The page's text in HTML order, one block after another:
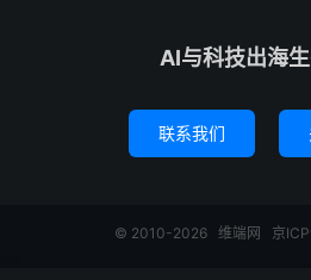
AI与科技出海
联系我们
© 2010-2026 维端网 京